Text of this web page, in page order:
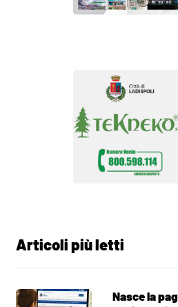
Articoli più letti
Nasce la